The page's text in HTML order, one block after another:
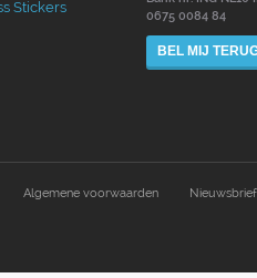
Stickers
0675 0084 84
BEL MIJ
Algemene voorwaarden Nieuwsbrief